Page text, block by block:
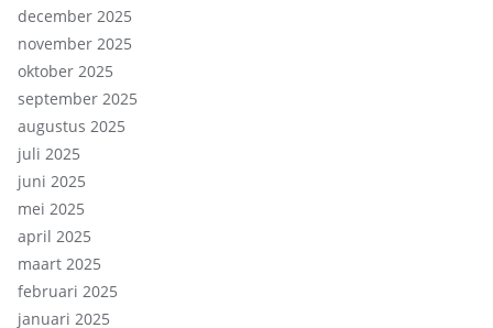
december 2025
november 2025
oktober 2025
september 2025
augustus 2025
juli 2025
juni 2025
mei 2025
april 2025
maart 2025
februari 2025
januari 2025